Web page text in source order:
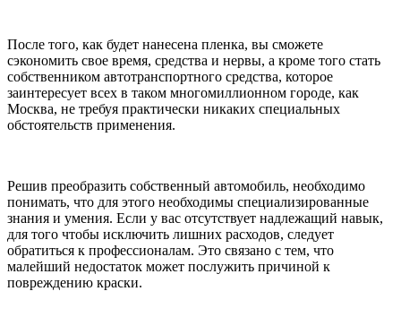
После того, как будет нанесена пленка, вы сможете
сэкономить свое время, средства и нервы, а кроме того стать
собственником автотранспортного средства, которое
заинтересует всех в таком многомиллионном городе, как
Москва, не требуя практически никаких специальных
обстоятельств применения.
Решив преобразить собственный автомобиль, необходимо
понимать, что для этого необходимы специализированные
знания и умения. Если у вас отсутствует надлежащий навык,
для того чтобы исключить лишних расходов, следует
обратиться к профессионалам. Это связано с тем, что
малейший недостаток может послужить причиной к
повреждению краски.